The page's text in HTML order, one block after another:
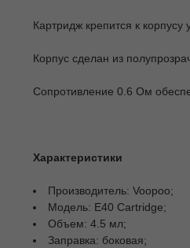
Картридж крепится к
Корпус сделан из
Сопротивление 0.6 Ом
Характеристики
Производитель: Voopoo;
Модель: E40 Cartridge;
Объем: 4.5 мл;
Заправка: боковая;